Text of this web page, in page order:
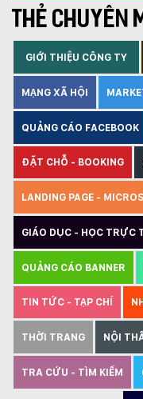
THẺ CHUYÊN
GIỚI THIỆU CÔNG TY
MẠNG XÃ HỘI
QUẢNG CÁO FACEBOOK
ĐẶT CHỖ - BOOKING
LANDING PAGE -
GIÁO DỤC - HỌC TRỰC
QUẢNG CÁO BANNER
TIN TỨC - TẠP CHÍ
THỜI TRANG NỘI
TRA CỨU - TÌM KIẾM